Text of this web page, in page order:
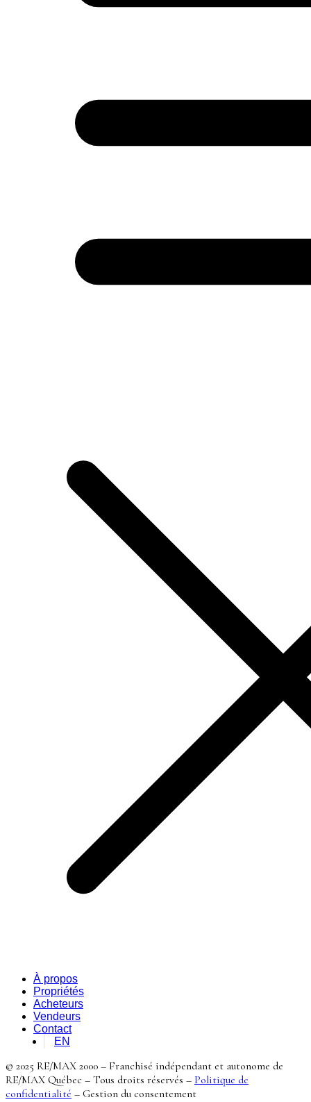
À propos
Propriétés
Acheteurs
Vendeurs
Contact
EN
© 2025 RE/MAX 2000 – Franchisé indépendant et autonome de
RE/MAX Québec – Tous droits réservés – Politique de
confidentialité – Gestion du consentement